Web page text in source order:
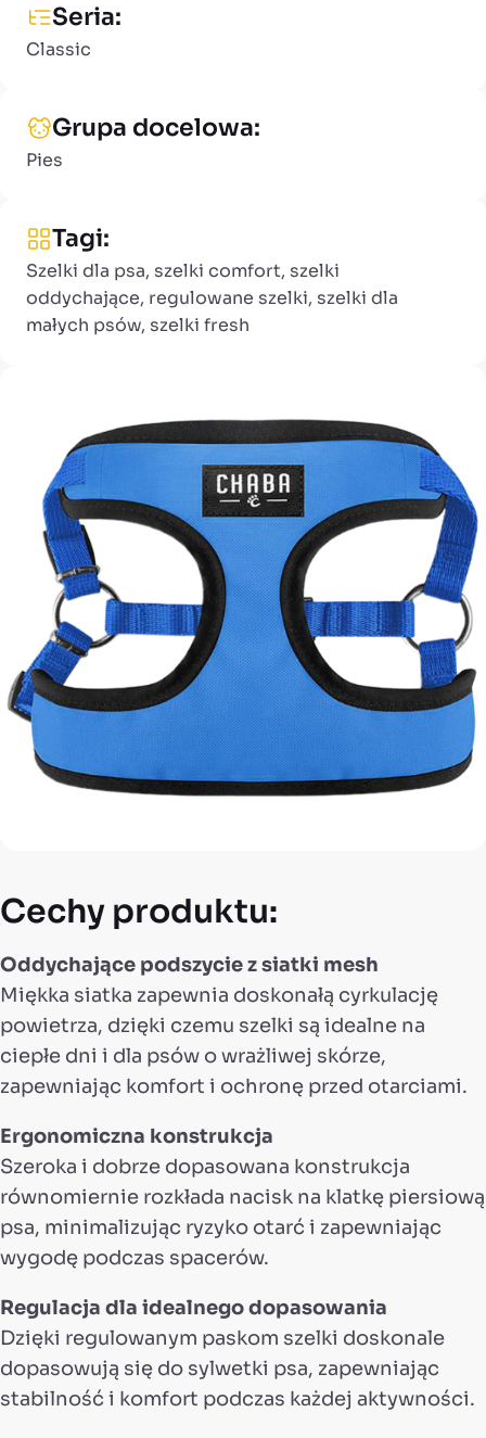
Seria:
Classic
Grupa docelowa:
Pies
Tagi:
Szelki dla psa, szelki comfort, szelki
oddychające, regulowane szelki, szelki dla
małych psów, szelki fresh
Cechy produktu:
Oddychające podszycie z siatki mesh
Miękka siatka zapewnia doskonałą cyrkulację
powietrza, dzięki czemu szelki są idealne na
ciepłe dni i dla psów o wrażliwej skórze,
zapewniając komfort i ochronę przed otarciami.
Ergonomiczna konstrukcja
Szeroka i dobrze dopasowana konstrukcja
równomiernie rozkłada nacisk na klatkę piersiową
psa, minimalizując ryzyko otarć i zapewniając
wygodę podczas spacerów.
Regulacja dla idealnego dopasowania
Dzięki regulowanym paskom szelki doskonale
dopasowują się do sylwetki psa, zapewniając
stabilność i komfort podczas każdej aktywności.